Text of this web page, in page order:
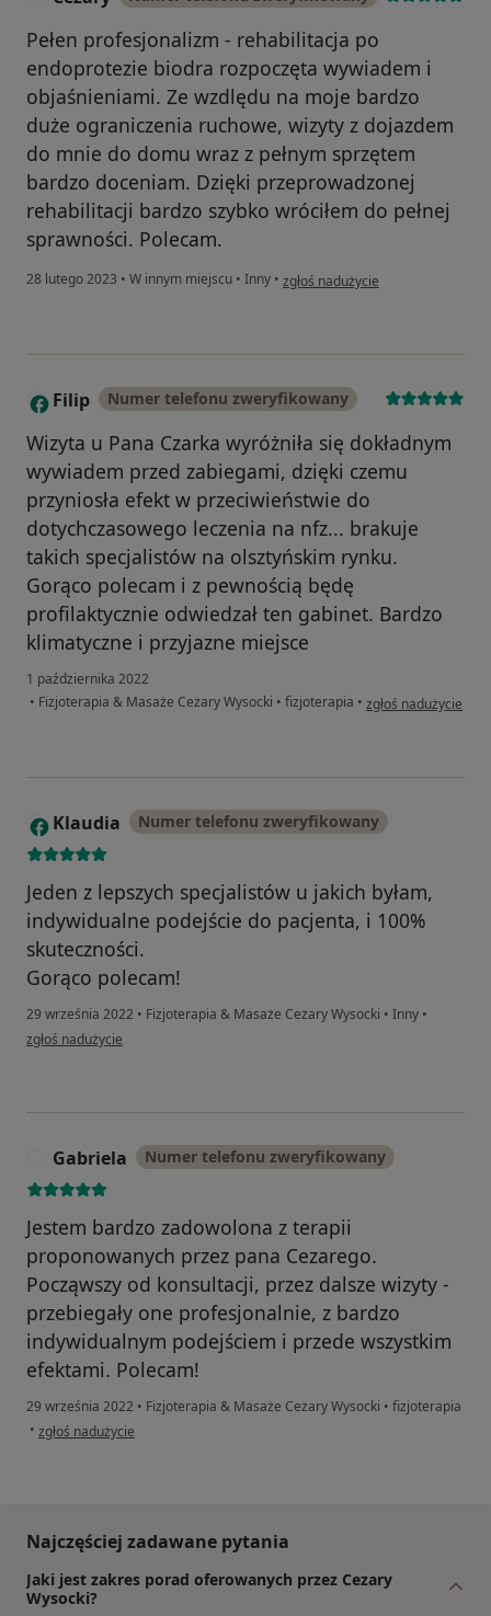
Pełen profesjonalizm - rehabilitacja po
endoprotezie biodra rozpoczęta wywiadem i
objaśnieniami. Ze wzdlędu na moje bardzo
duże ograniczenia ruchowe, wizyty z dojazdem
do mnie do domu wraz z pełnym sprzętem
bardzo doceniam. Dzięki przeprowadzonej
rehabilitacji bardzo szybko wróciłem do pełnej
sprawności. Polecam.
28 lutego 2023 • W innym miejscu • Inny • w opinii użytkownika Cezary
zgłoś nadużycie
F Filip Numer telefonu zweryfikowany
Wizyta u Pana Czarka wyróżniła się dokładnym
wywiadem przed zabiegami, dzięki czemu
przyniosła efekt w przeciwieństwie do
dotychczasowego leczenia na nfz... brakuje
takich specjalistów na olsztyńskim rynku.
Gorąco polecam i z pewnością będę
profilaktycznie odwiedzał ten gabinet. Bardzo
klimatyczne i przyjazne miejsce
1 października 2022
• Fizjoterapia & Masaże Cezary Wysocki • fizjoterapia • w opinii
zgłoś nadużycie
K Klaudia Numer telefonu zweryfikowany
Jeden z lepszych specjalistów u jakich byłam,
indywidualne podejście do pacjenta, i 100%
skuteczności.
Gorąco polecam!
29 września 2022 • Fizjoterapia & Masaże Cezary Wysocki • Inny •
w opinii użytkownika Klaudia
zgłoś nadużycie
Gabriela Numer telefonu zweryfikowany
Jestem bardzo zadowolona z terapii
proponowanych przez pana Cezarego.
Począwszy od konsultacji, przez dalsze wizyty -
przebiegały one profesjonalnie, z bardzo
indywidualnym podejściem i przede wszystkim
efektami. Polecam!
29 września 2022 • Fizjoterapia & Masaże Cezary Wysocki • fizjoterapia
• w opinii użytkownika Gabriela
zgłoś nadużycie
Najczęściej zadawane pytania
Jaki jest zakres porad oferowanych przez Cezary
Wysocki?